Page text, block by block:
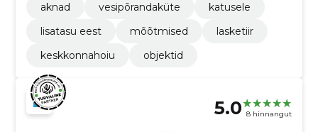
aknad
vesipõrandaküte
katusele
lisatasu eest
mõõtmised
lasketiir
keskkonnahoiu
objektid
5.0 8 hinnangut